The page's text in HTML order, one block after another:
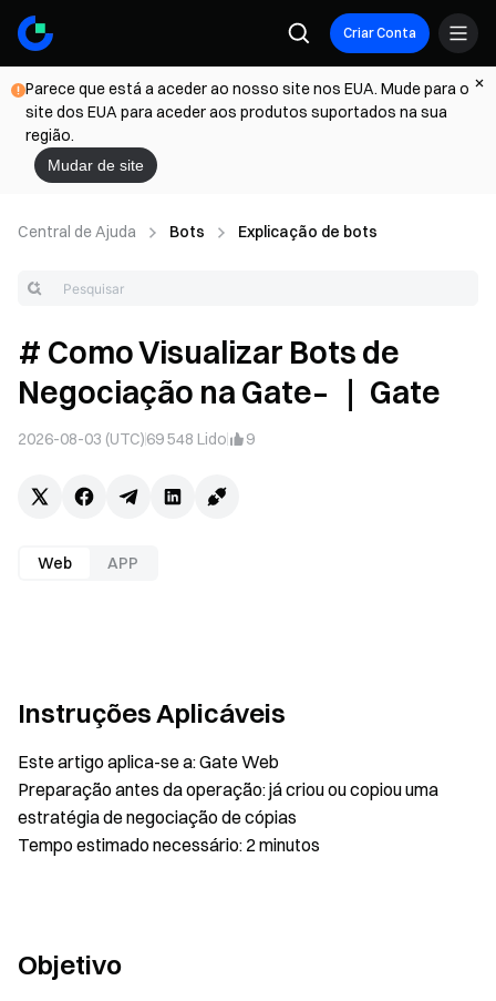
Criar Conta
Parece que está a aceder ao nosso site nos EUA. Mude para o
site dos EUA para aceder aos produtos suportados na sua
região.
Mudar de site
Central de Ajuda Bots Explicação de bots
# Como Visualizar Bots de
Negociação na Gate– ｜ Gate
2026-08-03 (UTC)69 548 Lido 9
Web APP
Instruções Aplicáveis
Este artigo aplica-se a: Gate Web
Preparação antes da operação: já criou ou copiou uma
estratégia de negociação de cópias
Tempo estimado necessário: 2 minutos
Objetivo